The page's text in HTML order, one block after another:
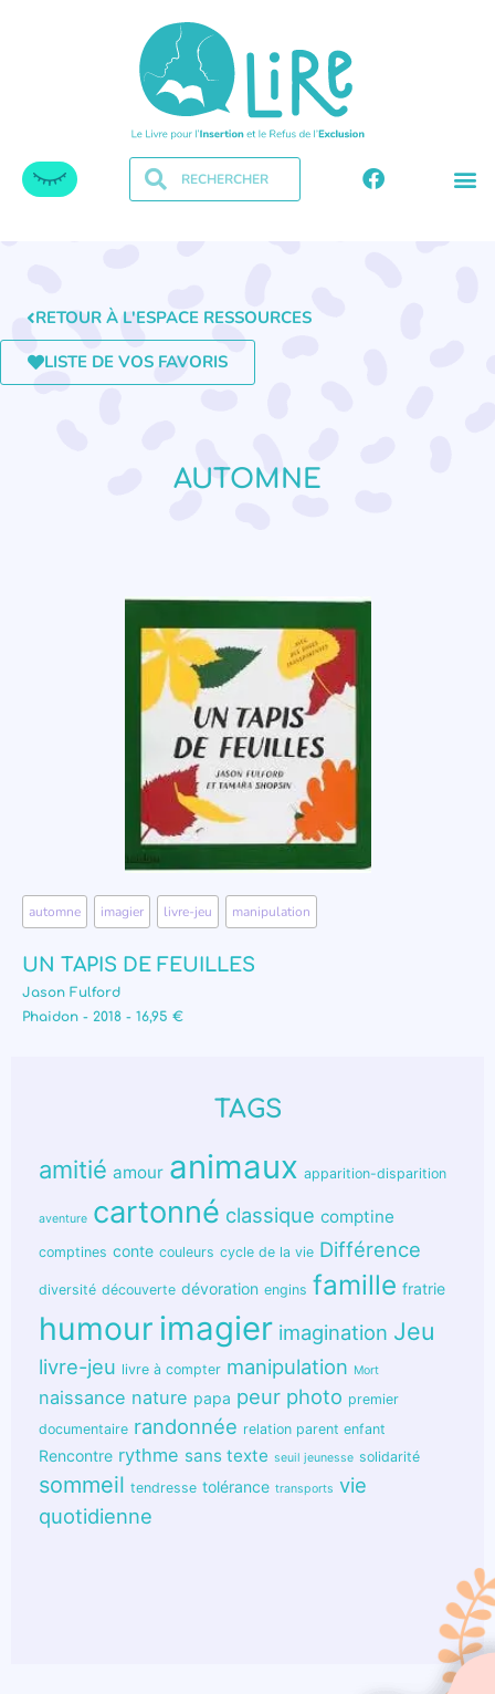
RETOUR À L'ESPACE RESSOURCES
LISTE DE VOS FAVORIS
AUTOMNE
automne imagier livre-jeu manipulation
UN TAPIS DE FEUILLES
Jason Fulford
Phaidon - 2018 - 16,95 €
TAGS
amitié amour animaux apparition-disparition
aventure cartonné classique comptine
comptines conte couleurs cycle de la vie Différence
diversité découverte dévoration engins famille fratrie
humour imagier imagination Jeu
livre-jeu livre à compter manipulation Mort
naissance nature papa peur photo premier
documentaire randonnée relation parent enfant
Rencontre rythme sans texte seuil jeunesse solidarité
sommeil tendresse tolérance transports vie
quotidienne